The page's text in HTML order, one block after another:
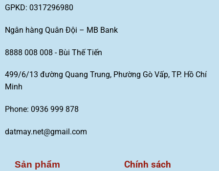
GPKD: 0317296980
Ngân hàng Quân Đội – MB Bank
8888 008 008 - Bùi Thế Tiến
499/6/13 đường Quang Trung, Phường Gò Vấp, TP. Hồ Chí
Minh
Phone: 0936 999 878
datmay.net@gmail.com
Sản phẩm Chính sách